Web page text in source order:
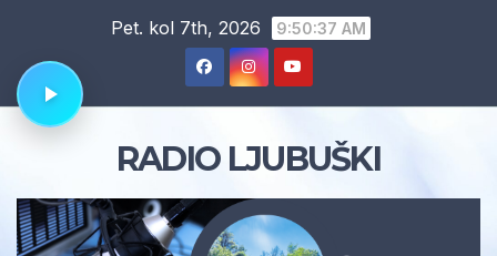
content
Pet. kol 7th, 2026 9:50:37 AM
RADIO LJUBUŠKI